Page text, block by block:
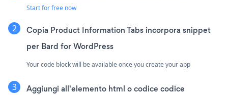
Start for free now
Copia Product Information Tabs incorpora snippet
per Bard for WordPress
Your code block will be available once you create your app
Aggiungi all'elemento html o codice codice